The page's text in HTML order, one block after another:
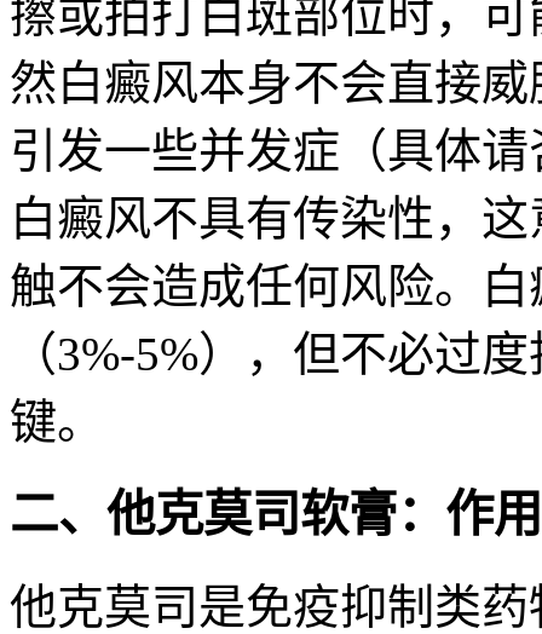
擦或拍打白斑部位时，
然白癜风本身不会直接
引发一些并发症（具体
白癜风不具有传染性，
触不会造成任何风险。
（3%-5%），但不必过
键。
二、他克莫司软膏：作
他克莫司是免疫抑制类